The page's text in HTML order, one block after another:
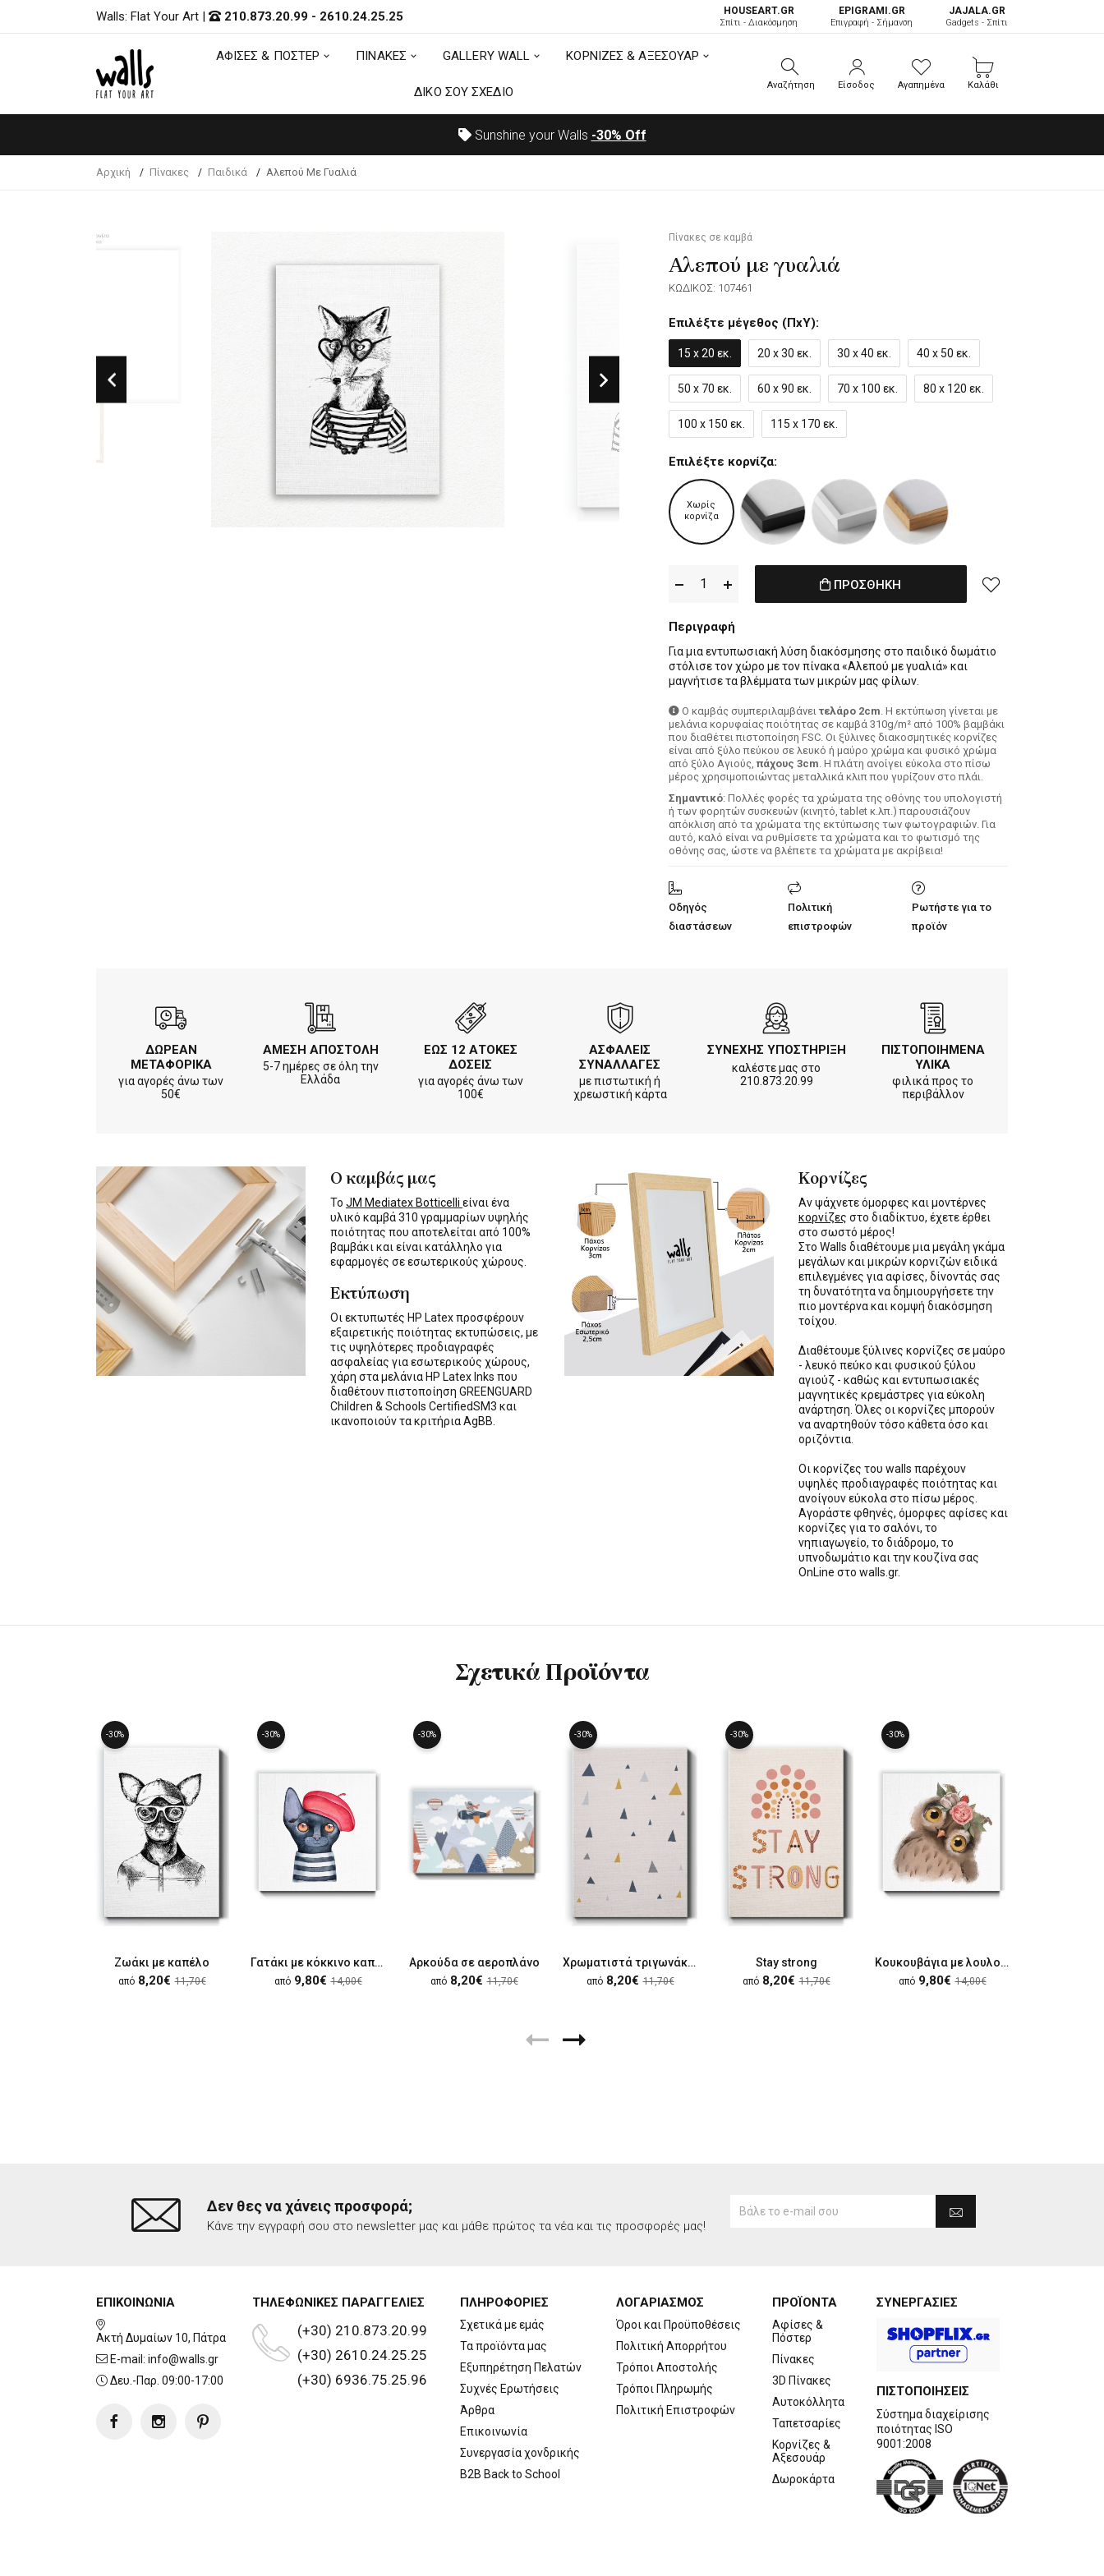
ΑΦΙΣΕΣ & ΠΟΣΤΕΡ ΠΙΝΑΚΕΣ
ΔΙΚΟ ΣΟΥ ΣΧΕΔΙΟ
Walls: Flat Your Art | 210.873.20.99 - 2610.24.25.25 HOUSEART.GR
Σπίτι - Διακόσμηση
ΕPIGRAMI.GR
Επιγραφή - Σήμανση
JAJALA.GR
Gadgets - Σπίτι
ΑΦΙΣΕΣ & ΠΟΣΤΕΡ ΠΙΝΑΚΕΣ GALLERY WALL ΚΟΡΝΙΖΕΣ & ΑΞΕΣΟΥΑΡ
ΔΙΚΟ ΣΟΥ ΣΧΕΔΙΟ Αναζήτηση Είσοδος Αγαπημένα Καλάθι
Sunshine your Walls -30% Off
Αρχική Πίνακες Παιδικά Αλεπού Με Γυαλιά
Πίνακες σε καμβά
Αλεπού με γυαλιά
ΚΩΔΙΚΟΣ: 107461
Επιλέξτε μέγεθος (ΠxΥ):
15 x 20 εκ. 20 x 30 εκ. 30 x 40 εκ. 40 x 50 εκ.
50 x 70 εκ. 60 x 90 εκ. 70 x 100 εκ. 80 x 120 εκ.
100 x 150 εκ. 115 x 170 εκ.
Επιλέξτε κορνίζα:
Χωρίς
κορνίζα
ΠΡΟΣΘΗΚΗ
Περιγραφή
Για μια εντυπωσιακή λύση διακόσμησης στο παιδικό δωμάτιο
στόλισε τον χώρο με τον πίνακα «Αλεπού με γυαλιά» και
μαγνήτισε τα βλέμματα των μικρών μας φίλων.
Ο καμβάς συμπεριλαμβάνει τελάρο 2cm. H εκτύπωση γίνεται με
μελάνια κορυφαίας ποιότητας σε καμβά 310g/m² από 100% βαμβάκι
που διαθέτει πιστοποίηση FSC. Οι ξύλινες διακοσμητικές κορνίζες
είναι από ξύλο πεύκου σε λευκό ή μαύρο χρώμα και φυσικό χρώμα
από ξύλο Αγιούς, πάχους 3cm. Η πλάτη ανοίγει εύκολα στο πίσω
μέρος χρησιμοποιώντας μεταλλικά κλιπ που γυρίζουν στο πλάι.
Σημαντικό: Πολλές φορές τα χρώματα της οθόνης του υπολογιστή
ή των φορητών συσκευών (κινητό, tablet κ.λπ.) παρουσιάζουν
απόκλιση από τα χρώματα της εκτύπωσης των φωτογραφιών. Για
αυτό, καλό είναι να ρυθμίσετε τα χρώματα και το φωτισμό της
οθόνης σας, ώστε να βλέπετε τα χρώματα με ακρίβεια!
Οδηγός
διαστάσεων
Πολιτική
επιστροφών
Ρωτήστε για το
προϊόν
ΔΩΡΕΑΝ
ΜΕΤΑΦΟΡΙΚΑ
για αγορές άνω των
50€
ΑΜΕΣΗ ΑΠΟΣΤΟΛΗ
5-7 ημέρες σε όλη την
Ελλάδα
ΕΩΣ 12 ΑΤΟΚΕΣ
ΔΟΣΕΙΣ
για αγορές άνω των
100€
ΑΣΦΑΛΕΙΣ
ΣΥΝΑΛΛΑΓΕΣ
με πιστωτική ή
χρεωστική κάρτα
ΣΥΝΕΧΗΣ ΥΠΟΣΤΗΡΙΞΗ
καλέστε μας στο
210.873.20.99
ΠΙΣΤΟΠΟΙΗΜΕΝΑ
ΥΛΙΚΑ
φιλικά προς το
περιβάλλον
Ο καμβάς μας
Το JM Mediatex Botticelli είναι ένα
υλικό καμβά 310 γραμμαρίων υψηλής
ποιότητας που αποτελείται από 100%
βαμβάκι και είναι κατάλληλο για
εφαρμογές σε εσωτερικούς χώρους.
Εκτύπωση
Οι εκτυπωτές HP Latex προσφέρουν
εξαιρετικής ποιότητας εκτυπώσεις, με
τις υψηλότερες προδιαγραφές
ασφαλείας για εσωτερικούς χώρους,
χάρη στα μελάνια HP Latex Inks που
διαθέτουν πιστοποίηση GREENGUARD
Children & Schools CertifiedSM3 και
ικανοποιούν τα κριτήρια AgBB.
Κορνίζες
Αν ψάχνετε όμορφες και μοντέρνες
κορνίζες στο διαδίκτυο, έχετε έρθει
στο σωστό μέρος!
Στο Walls διαθέτουμε μια μεγάλη γκάμα
μεγάλων και μικρών κορνιζών ειδικά
επιλεγμένες για αφίσες, δίνοντάς σας
τη δυνατότητα να δημιουργήσετε την
πιο μοντέρνα και κομψή διακόσμηση
τοίχου.
Διαθέτουμε ξύλινες κορνίζες σε μαύρο
- λευκό πεύκο και φυσικού ξύλου
αγιούζ - καθώς και εντυπωσιακές
μαγνητικές κρεμάστρες για εύκολη
ανάρτηση. Όλες οι κορνίζες μπορούν
να αναρτηθούν τόσο κάθετα όσο και
οριζόντια.
Οι κορνίζες του walls παρέχουν
υψηλές προδιαγραφές ποιότητας και
ανοίγουν εύκολα στο πίσω μέρος.
Αγοράστε φθηνές, όμορφες αφίσες και
κορνίζες για το σαλόνι, το
νηπιαγωγείο, το διάδρομο, το
υπνοδωμάτιο και την κουζίνα σας
OnLine στο walls.gr.
Σχετικά Προϊόντα
-30%
Ζωάκι με καπέλο
από 8,20€ 11,70€
-30%
Γατάκι με κόκκινο καπέλο
από 9,80€ 14,00€
-30%
Αρκούδα σε αεροπλάνο
από 8,20€ 11,70€
-30%
Χρωματιστά τριγωνάκια
από 8,20€ 11,70€
-30%
Stay strong
από 8,20€ 11,70€
-30%
Κουκουβάγια με λουλουδένιο στεφάνι
από 9,80€ 14,00€
Δεν θες να χάνεις προσφορά;
Κάνε την εγγραφή σου στο newsletter μας και μάθε πρώτος τα νέα και τις προσφορές μας!
ΕΠΙΚΟΙΝΩΝΙΑ
Ακτή Δυμαίων 10, Πάτρα
E-mail: info@walls.gr
Δευ.-Παρ. 09:00-17:00
ΤΗΛΕΦΩΝΙΚΕΣ ΠΑΡΑΓΓΕΛΙΕΣ
(+30) 210.873.20.99
(+30) 2610.24.25.25
(+30) 6936.75.25.96
ΠΛΗΡΟΦΟΡΙΕΣ
Σχετικά με εμάς
Τα προϊόντα μας
Εξυπηρέτηση Πελατών
Συχνές Ερωτήσεις
Άρθρα
Επικοινωνία
Συνεργασία χονδρικής
B2B Back to School
ΛΟΓΑΡΙΑΣΜΟΣ
Όροι και Προϋποθέσεις
Πολιτική Απορρήτου
Τρόποι Αποστολής
Τρόποι Πληρωμής
Πολιτική Επιστροφών
ΠΡΟΪΟΝΤΑ
Αφίσες &
Πόστερ
Πίνακες
3D Πίνακες
Αυτοκόλλητα
Ταπετσαρίες
Κορνίζες &
Αξεσουάρ
Δωροκάρτα
ΣΥΝΕΡΓΑΣΙΕΣ
ΠΙΣΤΟΠΟΙΗΣΕΙΣ
Σύστημα διαχείρισης
ποιότητας ISO
9001:2008